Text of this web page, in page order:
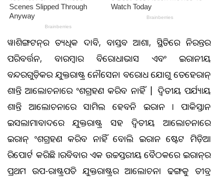
ୱାଶିଙ୍ଗଟନ୍‌ର ଅତ୍ୟଧିକ ଦାବି, ଅବାସ୍ତବ ଆଶା, ସ୍ଥିତିରେ ନିରନ୍ତର
ପରିବର୍ତ୍ତନ, ବାରମ୍ବାର ବିରୋଧାଭାସ ଏବଂ ଇରାନୀୟ
ବନ୍ଦରଗୁଡ଼ିକର ଯୁକ୍ତରାଷ୍ଟ୍ର ନୌସେନା ଅବରୋଧ ଯୋଗୁ ତେହେରାନ୍
ଶାନ୍ତି ଆଲୋଚନାରେ ଅଂଶଗ୍ରହଣ କରିବ ନାହିଁ | ଦ୍ବିତୀୟ ପର୍ଯ୍ୟାୟ
ଶାନ୍ତି ଆଲୋଚନାରେ ସାମିଲ ହେବନି ଇରାନ । ପାକିସ୍ତାନ
ଇସଲାମାବାଦରେ ଯୁକ୍ତରାଷ୍ଟ୍ର ସହ ଦ୍ୱିତୀୟ ଆଲୋଚନାରେ
ଇରାନ୍ ଅଂଶଗ୍ରହଣ କରିବ ନାହିଁ ବୋଲି ଇରାନ ଷ୍ଟେଟ ମିଡ଼ିଆ
ରିପୋର୍ଟ କରିଛି ।ରବିବାର ଏକ ଉଚ୍ଚସ୍ତରୀୟ ବୈଠକରେ ଇରାନ୍‌ର
ପ୍ରଥମ ଉପ-ରାଷ୍ଟ୍ରପତି ଯୁକ୍ତରାଷ୍ଟ୍ରର ଆଲୋଚନା ଢଙ୍ଗକୁ ତୀବ୍ର